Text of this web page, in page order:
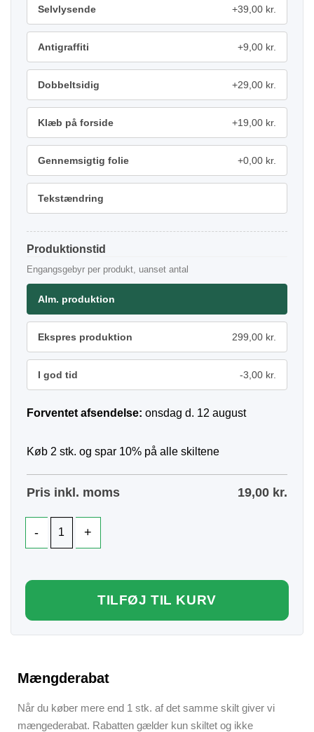
Selvlysende +39,00 kr.
Antigraffiti +9,00 kr.
Dobbeltsidig +29,00 kr.
Klæb på forside +19,00 kr.
Gennemsigtig folie +0,00 kr.
Tekstændring
Produktionstid
Engangsgebyr per produkt, uanset antal
Alm. produktion
Ekspres produktion 299,00 kr.
I god tid -3,00 kr.
Forventet afsendelse: onsdag d. 12 august
Køb 2 stk. og spar 10% på alle skiltene
Pris inkl. moms 19,00 kr.
TILFØJ TIL KURV
Mængderabat
Når du køber mere end 1 stk. af det samme skilt giver vi
mængederabat. Rabatten gælder kun skiltet og ikke